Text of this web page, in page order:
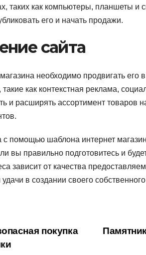
таких как компьютеры, планшеты и
его и начать продажи.
сайта
необходимо продвигать его
как контекстная реклама,
и расширять ассортимент товаров
с помощью шаблона интернет
вы правильно подготовитесь и
зависит от качества
в создании своего
покупка